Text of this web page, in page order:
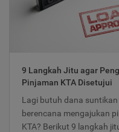
9 Langkah Jitu agar
Pinjaman KTA Disetujui
Lagi butuh dana suntikan
berencana mengajukan
KTA? Berikut 9 langkah